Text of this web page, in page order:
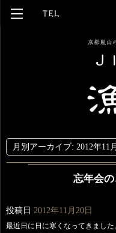
月別アーカイブ: 2012年11月
忘年会
投稿日 2012年11月20日
最近日に日に寒くなってきまし